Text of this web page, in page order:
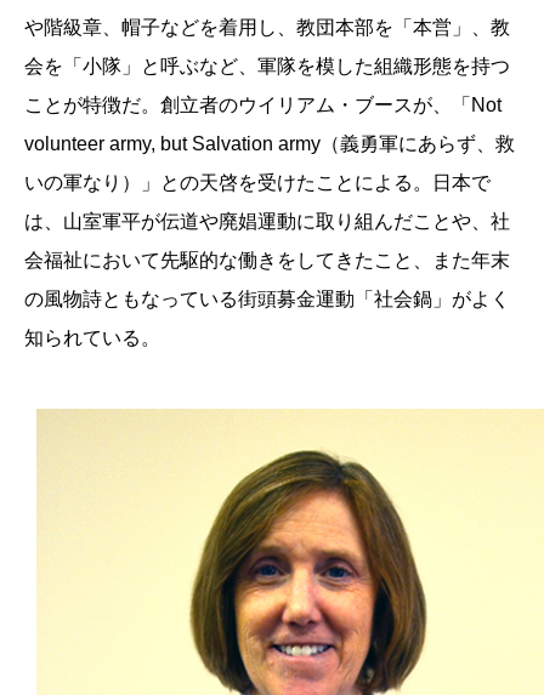
や階級章、帽子などを着用し、教団本部を「本営」、教
会を「小隊」と呼ぶなど、軍隊を模した組織形態を持つ
ことが特徴だ。創立者のウイリアム・ブースが、「Not
volunteer army, but Salvation army（義勇軍にあらず、救
いの軍なり）」との天啓を受けたことによる。日本で
は、山室軍平が伝道や廃娼運動に取り組んだことや、社
会福祉において先駆的な働きをしてきたこと、また年末
の風物詩ともなっている街頭募金運動「社会鍋」がよく
知られている。